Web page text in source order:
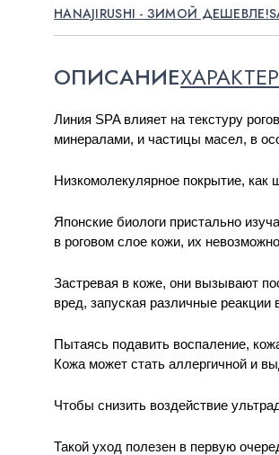
HANAJIRUSHI - ЗИМОЙ ДЕШЕВЛЕ!
ОПИСАНИЕ
Линия SPA влияет на текстуру
минералами, и частицы масел, в
Низкомолекулярное покрытие, как
Японские биологи пристально
в роговом слое кожи, их
Застревая в коже, они вызывают
вред, запуская различные реакции
Пытаясь подавить воспаление,
Кожа может стать аллергичной и
Чтобы снизить воздействие
Такой уход полезен в первую